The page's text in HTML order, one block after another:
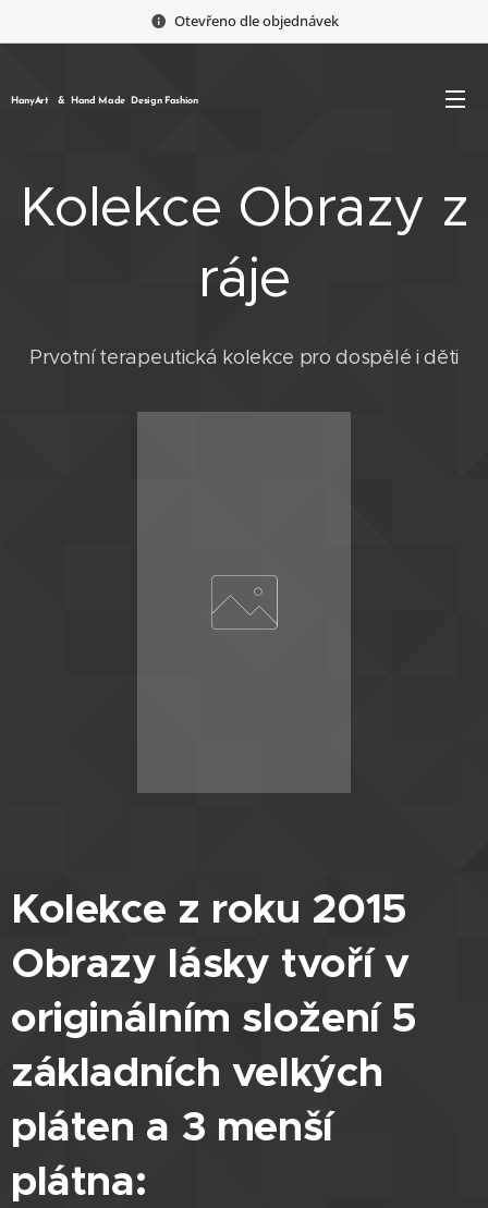
Otevřeno dle objednávek
HanyArt & Hand Made Design Fashion
Kolekce Obrazy z
ráje
Prvotní terapeutická kolekce pro dospělé i děti
Kolekce z roku 2015
Obrazy lásky tvoří v
originálním složení 5
základních velkých
pláten a 3 menší
plátna: